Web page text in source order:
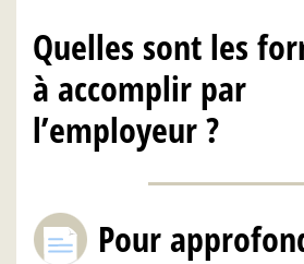
Quelles sont les
à accomplir par
l’employeur ?
Pour